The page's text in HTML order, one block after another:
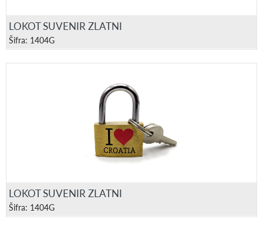
LOKOT SUVENIR ZLATNI
Šifra: 1404G
LOKOT SUVENIR ZLATNI
Šifra: 1404G